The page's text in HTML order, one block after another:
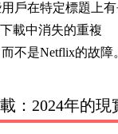
戶在特定標題上
載中消失的重複
不是Netflix的故障
：2024年的現